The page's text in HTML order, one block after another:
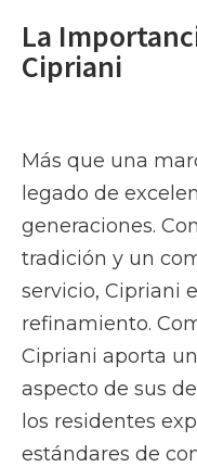
La
Cipriani
Más que una
legado de
generaciones.
tradición y un
servicio, Cipriani
refinamiento.
Cipriani aporta
aspecto de sus
los residentes
estándares de